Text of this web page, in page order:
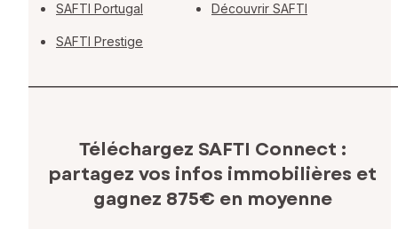
SAFTI Portugal
SAFTI Prestige
Découvrir SAFTI
Téléchargez SAFTI Connect :
partagez vos infos immobilières et
gagnez 875€ en moyenne